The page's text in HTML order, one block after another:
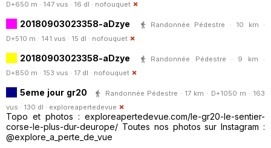
D+650 m · 147 vus · 16 dl · nofouquet
20180903023358-aDzye
Randonnée Pédestre · 10 km ·
D+510 m · 141 vus · 15 dl · nofouquet
20180903023358-aDzye
Randonnée Pédestre · 9 km ·
D+850 m · 153 vus · 17 dl · nofouquet
5eme jour gr20
Randonnée Pédestre · 17 km · D+1050 m · 163
vus · 130 dl · exploreapertedevue
Topo et photos : exploreapertedevue.com/le-gr20-le-sentier-
corse-le-plus-dur-deurope/ Toutes nos photos sur Instagram :
@explore_a_perte_de_vue